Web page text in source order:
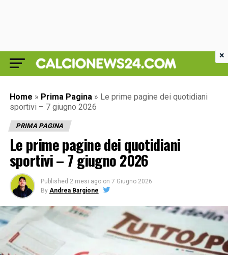
Home » Prima Pagina » Le prime pagine dei quotidiani
sportivi – 7 giugno 2026
PRIMA PAGINA
Le prime pagine dei quotidiani
sportivi – 7 giugno 2026
Published 2 mesi ago on 7 Giugno 2026
By Andrea Bargione
×